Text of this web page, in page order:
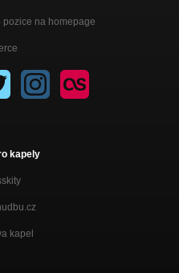
pozice na homepage
kapely
kapel